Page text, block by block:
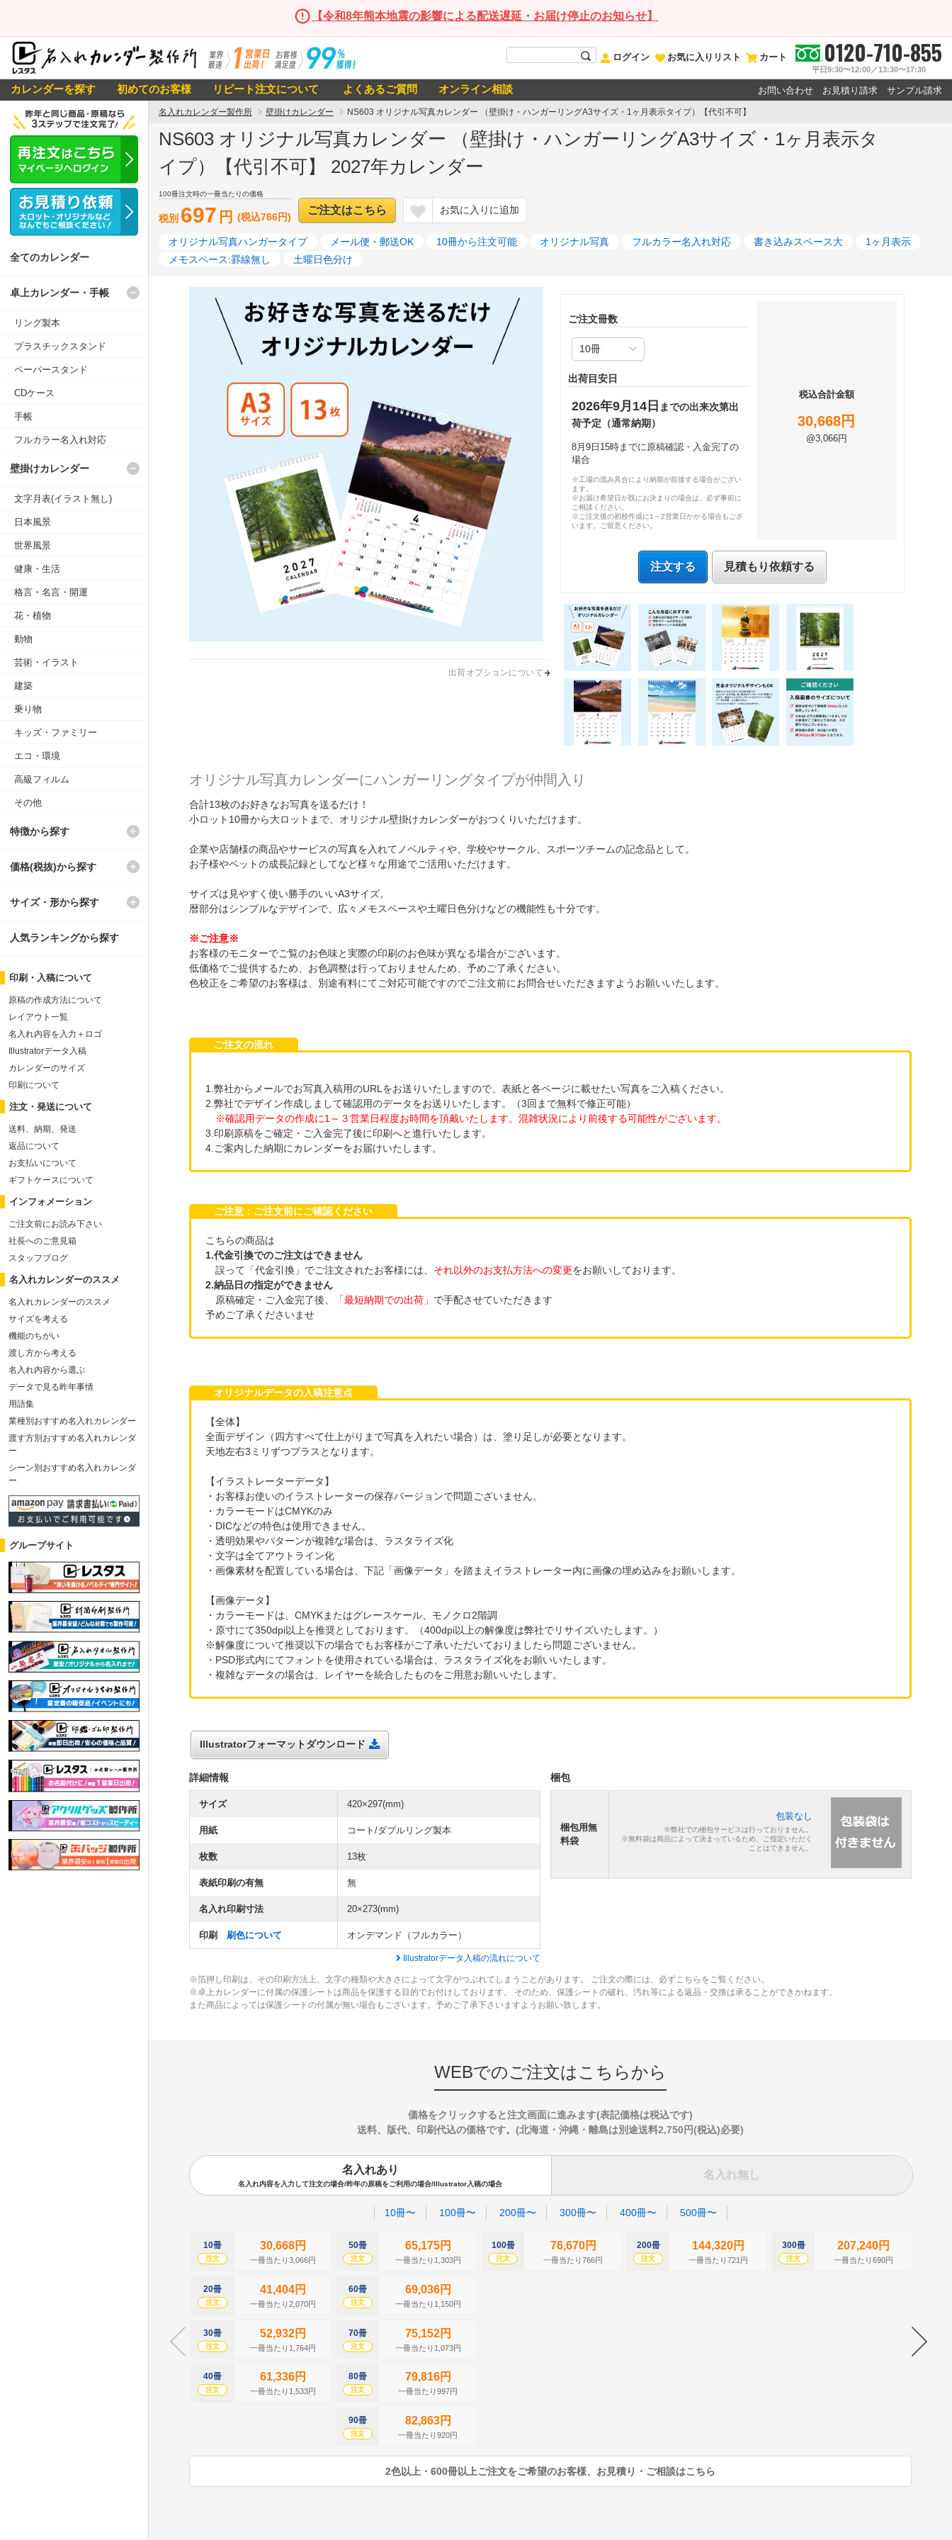
【令和8年熊本地震の影響による配送遅延・お届け停止のお知らせ】
ログイン お気に入りリスト カート 0120-710-855
平日9:30〜12:00／13:30〜17:30
カレンダーを探す 初めてのお客様 リピート注文について よくあるご質問 オンライン相談 お問い合わせ お見積り請求 サンプル請求
名入れカレンダー製作所 壁掛けカレンダー NS603 オリジナル写真カレンダー （壁掛け・ハンガーリングA3サイズ・1ヶ月表示タイプ）【代引不可】
NS603 オリジナル写真カレンダー （壁掛け・ハンガーリングA3サイズ・1ヶ月表示タ
イプ）【代引不可】 2027年カレンダー
100冊注文時の一冊当たりの価格
税別 697 円 (税込766円)
ご注文はこちら お気に入りに追加
オリジナル写真ハンガータイプ メール便・郵送OK 10冊から注文可能 オリジナル写真 フルカラー名入れ対応 書き込みスペース大
1ヶ月表示
メモスペース:罫線無し
土曜日色分け
出荷オプションについて
ご注文冊数
出荷目安日
2026年9月14日 までの出来次第出
荷予定（通常納期）
8月9日15時までに原稿確認・入金完了の
場合
※工場の混み具合により納期が前後する場合がござい
ます。
※お届け希望日が既にお決まりの場合は、必ず事前に
ご相談ください。
※ご注文後の初校作成に1～2営業日かかる場合もござ
います。ご留意ください。
税込合計金額
30,668円
@3,066円
注文する 見積もり依頼する
オリジナル写真カレンダーにハンガーリングタイプが仲間入り
合計13枚のお好きなお写真を送るだけ！
小ロット10冊から大ロットまで、オリジナル壁掛けカレンダーがおつくりいただけます。
企業や店舗様の商品やサービスの写真を入れてノベルティや、学校やサークル、スポーツチームの記念品として。
お子様やペットの成長記録としてなど様々な用途でご活用いただけます。
サイズは見やすく使い勝手のいいA3サイズ。
暦部分はシンプルなデザインで、広々メモスペースや土曜日色分けなどの機能性も十分です。
※ご注意※
お客様のモニターでご覧のお色味と実際の印刷のお色味が異なる場合がございます。
低価格でご提供するため、お色調整は行っておりませんため、予めご了承ください。
色校正をご希望のお客様は、別途有料にてご対応可能ですのでご注文前にお問合せいただきますようお願いいたします。
ご注文の流れ
1.弊社からメールでお写真入稿用のURLをお送りいたしますので、表紙と各ページに載せたい写真をご入稿ください。
2.弊社でデザイン作成しまして確認用のデータをお送りいたします。（3回まで無料で修正可能）
※確認用データの作成に1～３営業日程度お時間を頂戴いたします。混雑状況により前後する可能性がございます。
3.印刷原稿をご確定・ご入金完了後に印刷へと進行いたします。
4.ご案内した納期にカレンダーをお届けいたします。
ご注意：ご注文前にご確認ください
こちらの商品は
1.代金引換でのご注文はできません
誤って「代金引換」でご注文されたお客様には、 それ以外のお支払方法への変更をお願いしております。
2.納品日の指定ができません
原稿確定・ご入金完了後、
「最短納期での出荷」 で手配させていただきます
予めご了承くださいませ
オリジナルデータの入稿注意点
【全体】
全面デザイン（四方すべて仕上がりまで写真を入れたい場合）は、塗り足しが必要となります。
天地左右3ミリずつプラスとなります。
【イラストレーターデータ】
・お客様お使いのイラストレーターの保存バージョンで問題ございません。
・カラーモードはCMYKのみ
・DICなどの特色は使用できません。
・透明効果やパターンが複雑な場合は、ラスタライズ化
・文字は全てアウトライン化
・画像素材を配置している場合は、下記「画像データ」を踏まえイラストレーター内に画像の埋め込みをお願いします。
【画像データ】
・カラーモードは、CMYKまたはグレースケール、モノクロ2階調
・原寸にて350dpi以上を推奨としております。（400dpi以上の解像度は弊社でリサイズいたします。）
※解像度について推奨以下の場合でもお客様がご了承いただいておりましたら問題ございません。
・PSD形式内にてフォントを使用されている場合は、ラスタライズ化をお願いいたします。
・複雑なデータの場合は、レイヤーを統合したものをご用意お願いいたします。
Illustratorフォーマットダウンロード
詳細情報
サイズ 420×297(mm)
用紙 コート/ダブルリング製本
枚数 13枚
表紙印刷の有無 無
名入れ印刷寸法 20×273(mm)
印刷 刷色について オンデマンド（フルカラー）
Illustratorデータ入稿の流れについて
梱包
梱包用無
料袋
包装なし
※弊社での梱包サービスは行っておりません。
※無料袋は商品によって決まっているため、ご指定いただく
ことはできません。
※箔押し印刷は、その印刷方法上、文字の種類や大きさによって文字がつぶれてしまうことがあります。 ご注文の際には、必ずこちらをご覧ください。
※卓上カレンダーに付属の保護シートは商品を保護する目的でお付けしております。 そのため、保護シートの破れ、汚れ等による返品・交換は承ることができかねます。
また商品によっては保護シートの付属が無い場合もございます。予めご了承下さいますようお願い致します。
WEBでのご注文はこちらから
価格をクリックすると注文画面に進みます(表記価格は税込です)
送料、版代、印刷代込の価格です。(北海道・沖縄・離島は別途送料2,750円(税込)必要)
名入れあり
名入れ内容を入力して注文の場合/昨年の原稿をご利用の場合/Illustrator入稿の場合
名入れ無し
10冊〜 100冊〜 200冊〜 300冊〜 400冊〜 500冊〜
10冊
注文
30,668円
一冊当たり3,066円
20冊
注文
41,404円
一冊当たり2,070円
30冊
注文
52,932円
一冊当たり1,764円
40冊
注文
61,336円
一冊当たり1,533円
50冊
注文
65,175円
一冊当たり1,303円
60冊
注文
69,036円
一冊当たり1,150円
70冊
注文
75,152円
一冊当たり1,073円
80冊
注文
79,816円
一冊当たり997円
90冊
注文
82,863円
一冊当たり920円
100冊
注文
76,670円
一冊当たり766円
200冊
注文
144,320円
一冊当たり721円
300冊
注文
207,240円
一冊当たり690円
2色以上・600冊以上ご注文をご希望のお客様、お見積り・ご相談はこちら
全てのカレンダー
卓上カレンダー・手帳
リング製本
プラスチックスタンド
ペーパースタンド
CDケース
手帳
フルカラー名入れ対応
壁掛けカレンダー
文字月表(イラスト無し)
日本風景
世界風景
健康・生活
格言・名言・開運
花・植物
動物
芸術・イラスト
建築
乗り物
キッズ・ファミリー
エコ・環境
高級フィルム
その他
特徴から探す
価格(税抜)から探す
サイズ・形から探す
人気ランキングから探す
印刷・入稿について
原稿の作成方法について
レイアウト一覧
名入れ内容を入力＋ロゴ
Illustratorデータ入稿
カレンダーのサイズ
印刷について
注文・発送について
送料、納期、発送
返品について
お支払いについて
ギフトケースについて
インフォメーション
ご注文前にお読み下さい
社長へのご意見箱
スタッフブログ
名入れカレンダーのススメ
名入れカレンダーのススメ
サイズを考える
機能のちがい
渡し方から考える
名入れ内容から選ぶ
データで見る昨年事情
用語集
業種別おすすめ名入れカレンダー
渡す方別おすすめ名入れカレンダ
ー
シーン別おすすめ名入れカレンダ
ー
グループサイト